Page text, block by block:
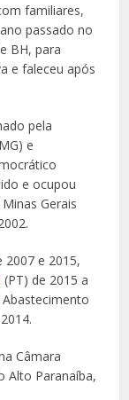
familiares,
passado no
BH, para
e faleceu após
pela
e
e ocupou
Gerais
2007 e 2015,
(PT) de 2015 a
Câmara
Alto Paranaíba,